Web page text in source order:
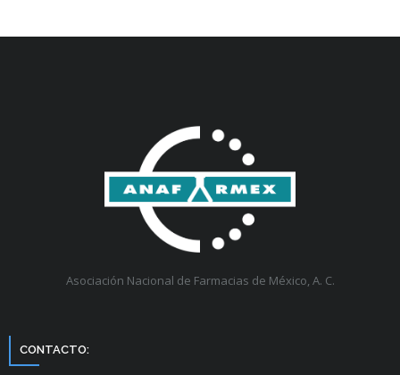
Asociación Nacional de Farmacias de México, A. C.
CONTACTO: